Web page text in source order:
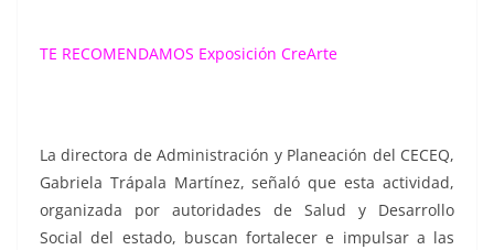
TE RECOMENDAMOS Exposición CreArte
La directora de Administración y Planeación del CECEQ,
Gabriela Trápala Martínez, señaló que esta actividad,
organizada por autoridades de Salud y Desarrollo
Social del estado, buscan fortalecer e impulsar a las